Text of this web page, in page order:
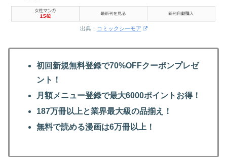
出典： コミックシーモア
初回新規無料登録で70%OFFクーポンプレゼ
ント！
月額メニュー登録で最大6000ポイントお得！
187万冊以上と業界最大級の品揃え！
無料で読める漫画は6万冊以上！